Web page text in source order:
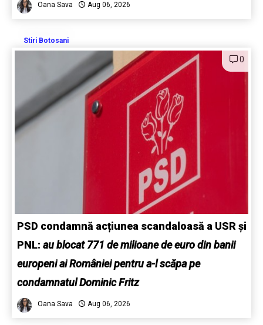
Oana Sava Aug 06, 2026
Stiri Botosani
0
PSD condamnă acțiunea scandaloasă a USR și
PNL: au blocat 771 de milioane de euro din banii
europeni ai României pentru a-l scăpa pe
condamnatul Dominic Fritz
Oana Sava Aug 06, 2026